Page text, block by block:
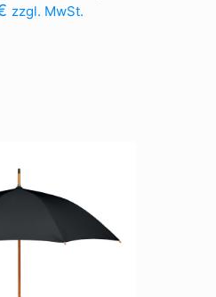
zzgl. MwSt.